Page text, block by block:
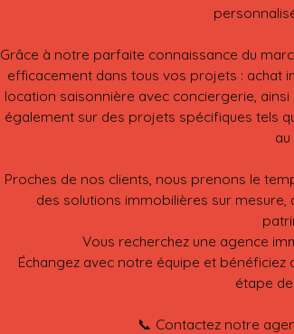
Grâce à notre parfaite connaissance du
efficacement dans tous vos projets : achat
location saisonnière avec conciergerie,
également sur des projets spécifiques tels
Proches de nos clients, nous prenons le
des solutions immobilières sur
Vous recherchez une agence
Échangez avec notre équipe et
étape
📞 Contactez notre